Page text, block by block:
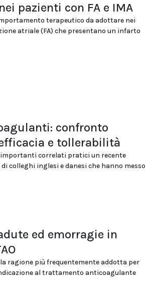
pazienti con FA e IMA
terapeutico da adottare nei
atriale (FA) che presentano un infarto
confronto
e tollerabilità
correlati pratici un recente
colleghi inglesi e danesi che hanno messo
ed emorragie in
ragione più frequentemente addotta per
al trattamento anticoagulante